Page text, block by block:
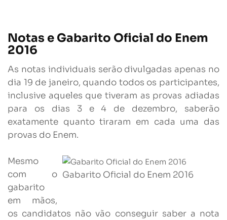
Notas e Gabarito Oficial do Enem
2016
As notas individuais serão divulgadas apenas no
dia 19 de janeiro, quando todos os participantes,
inclusive aqueles que tiveram as provas adiadas
para os dias 3 e 4 de dezembro, saberão
exatamente quanto tiraram em cada uma das
provas do Enem.
Gabarito Oficial do Enem 2016
Mesmo
com o
gabarito
em mãos,
os candidatos não vão conseguir saber a nota